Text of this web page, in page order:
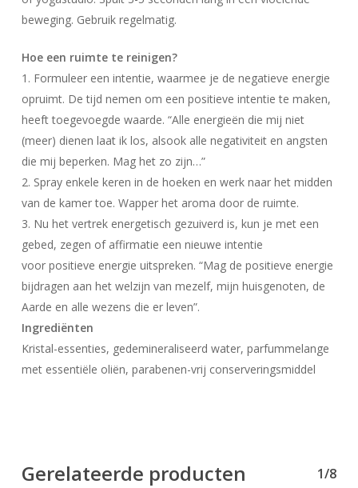
Geen producten in uw winkelwagen.
Go To Shop
beweging. Gebruik regelmatig.
Hoe een ruimte te reinigen?
1. Formuleer een intentie, waarmee je de negatieve energie
opruimt. De tijd nemen om een ​​positieve intentie te maken,
heeft toegevoegde waarde. “Alle energieën die mij niet
(meer) dienen laat ik los, alsook alle negativiteit en angsten
die mij beperken. Mag het zo zijn…”
2. Spray enkele keren in de hoeken en werk naar het midden
van de kamer toe. Wapper het aroma door de ruimte.
3. Nu het vertrek energetisch gezuiverd is, kun je met een
gebed, zegen of affirmatie een nieuwe intentie
voor positieve energie uitspreken. “Mag de positieve energie
bijdragen aan het welzijn van mezelf, mijn huisgenoten, de
Aarde en alle wezens die er leven”.
Ingrediënten
Kristal-essenties, gedemineraliseerd water, parfummelange
met essentiële oliën, parabenen-vrij conserveringsmiddel
Gerelateerde producten 1/8